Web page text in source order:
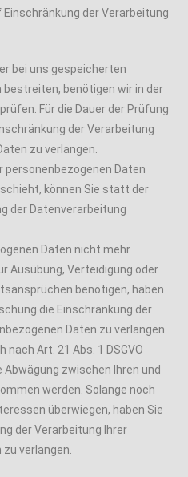
der Verarbeitung
bei uns gespeicherten
benötigen wir in der
Für die Dauer der Prüfung
der Verarbeitung
zu verlangen.
personenbezogenen Daten
können Sie statt der
der Datenverarbeitung
Daten nicht mehr
Ausübung, Verteidigung oder
benötigen, haben
die Einschränkung der
Daten zu verlangen.
nach Art. 21 Abs. 1 DSGVO
zwischen Ihren und
werden. Solange noch
überwiegen, haben Sie
der Verarbeitung Ihrer
verlangen.